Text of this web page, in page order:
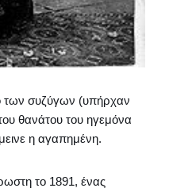
των συζύγων (υπήρχαν
θανάτου του ηγεμόνα
η αγαπημένη.
το 1891, ένας